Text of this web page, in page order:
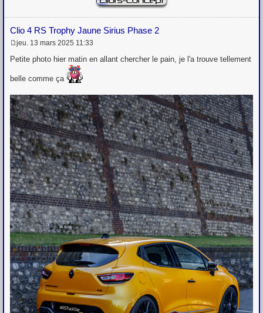
Clio 4 RS Trophy Jaune Sirius Phase 2
M
e
s
a
e
jeu. 13 mars 2025 11:33
Petite photo hier matin en allant chercher le pain, je l'a trouve tellement
belle comme ça